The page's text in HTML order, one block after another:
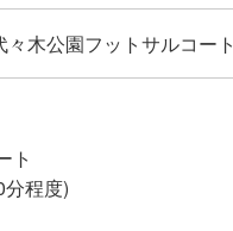
々木公園フットサルコート
ト
程度)